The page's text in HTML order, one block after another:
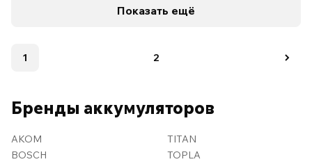
Показать ещё
1 2
Бренды аккумуляторов
AKOM
BOSCH
TITAN
TOPLA